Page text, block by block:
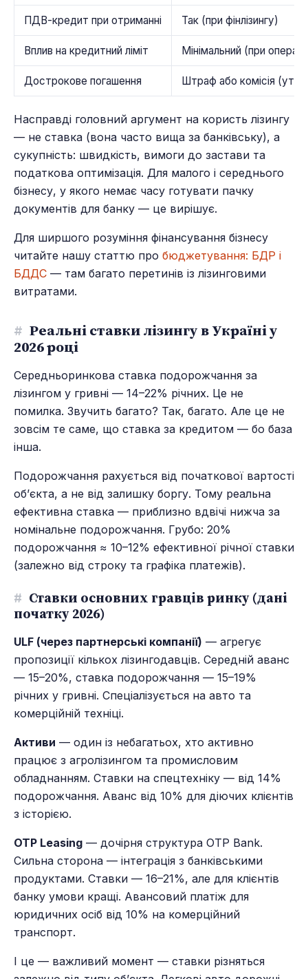
ПДВ-кредит при отриманні Так (при фінлізингу)
Вплив на кредитний ліміт Мінімальний (при
Дострокове погашення Штраф або комісія
Насправді головний аргумент на користь лізингу
— не ставка (вона часто вища за банківську), а
сукупність: швидкість, вимоги до застави та
податкова оптимізація. Для малого і середнього
бізнесу, у якого немає часу готувати пачку
документів для банку — це вирішує.
Для ширшого розуміння фінансування бізнесу
читайте нашу статтю про бюджетування: БДР і
БДДС — там багато перетинів із лізинговими
витратами.
# Реальні ставки лізингу в Україні у
2026 році
Середньоринкова ставка подорожчання за
лізингом у гривні — 14–22% річних. Це не
помилка. Звучить багато? Так, багато. Але це не
зовсім те саме, що ставка за кредитом — бо база
інша.
Подорожчання рахується від початкової вартості
об’єкта, а не від залишку боргу. Тому реальна
ефективна ставка — приблизно вдвічі нижча за
номінальне подорожчання. Грубо: 20%
подорожчання ≈ 10–12% ефективної річної ставки
(залежно від строку та графіка платежів).
# Ставки основних гравців ринку (дані
початку 2026)
ULF (через партнерські компанії) — агрегує
пропозиції кількох лізингодавців. Середній аванс
— 15–20%, ставка подорожчання — 15–19%
річних у гривні. Спеціалізується на авто та
комерційній техніці.
Активи — один із небагатьох, хто активно
працює з агролізингом та промисловим
обладнанням. Ставки на спецтехніку — від 14%
подорожчання. Аванс від 10% для діючих клієнтів
з історією.
OTP Leasing — дочірня структура OTP Bank.
Сильна сторона — інтеграція з банківськими
продуктами. Ставки — 16–21%, але для клієнтів
банку умови кращі. Авансовий платіж для
юридичних осіб від 10% на комерційний
транспорт.
І це — важливий момент — ставки різняться